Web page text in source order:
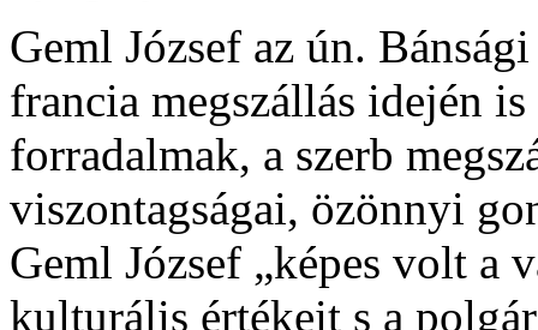
Geml József az ún.
francia megszállás idején
forradalmak, a szerb
viszontagságai, özönnyi
Geml József „képes volt a
kulturális értékeit s a